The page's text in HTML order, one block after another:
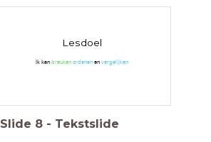
Lesdoel
Ik kan breuken ordenen en vergelijken
Slide 8 - Tekstslide